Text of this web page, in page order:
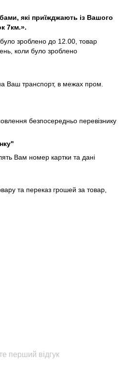
які приїжджають із Вашого
7км.».
зроблено до 12.00, товар
коли було зроблено
Ваш транспорт, в межах пром.
безпосередньо перевізнику
Вам номер картки та дані
та переказ грошей за товар,
перший відгук